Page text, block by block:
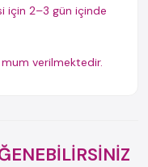
için 2–3 gün içinde
verilmektedir.